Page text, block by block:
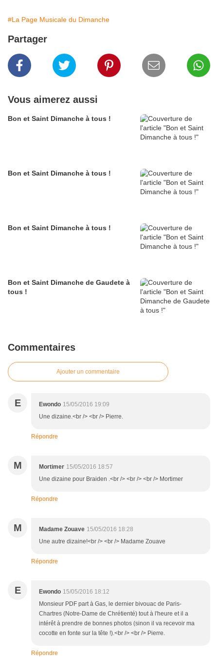
#La Page Musicale du Dimanche
Partager
Vous aimerez aussi
Bon et Saint Dimanche à tous !
Bon et Saint Dimanche à tous !
Bon et Saint Dimanche à tous !
Bon et Saint Dimanche de Gaudete à
tous !
Commentaires
Ajouter un commentaire
E Ewondo 15/05/2016 19:09
Une dizaine.<br /> <br /> Pierre.
Répondre
M Mortimer 15/05/2016 18:57
Une dizaine pour Braiden .<br /> <br /> <br /> Mortimer
Répondre
M Madame Zouave 15/05/2016 18:28
Une autre dizaine!<br /> <br /> Madame Zouave
Répondre
E Ewondo 15/05/2016 18:12
Monsieur PDF part à Gas, le dernier bivouac de Paris-
Chartres (Notre-Dame de Chrétienté) tout à l'heure et il a
intérêt à prendre de bonnes photos (sinon il va recevoir ma
cocotte en fonte sur la tête !).<br /> <br /> Pierre.
Répondre